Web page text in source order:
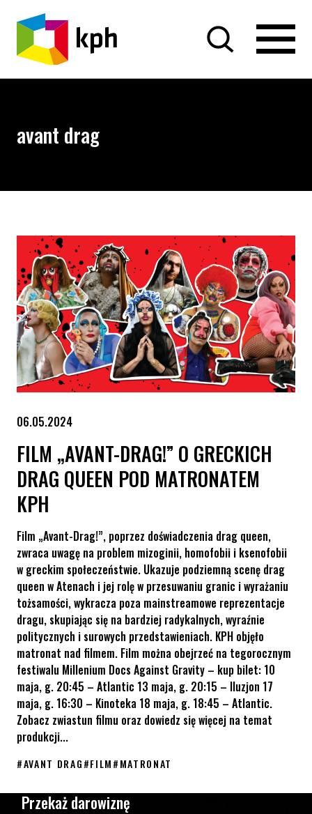
PRZEJDŹ DO TREŚCI
avant drag
06.05.2024
FILM „AVANT-DRAG!” O GRECKICH
DRAG QUEEN POD MATRONATEM
KPH
Film „Avant-Drag!”, poprzez doświadczenia drag queen,
zwraca uwagę na problem mizoginii, homofobii i ksenofobii
w greckim społeczeństwie. Ukazuje podziemną scenę drag
queen w Atenach i jej rolę w przesuwaniu granic i wyrażaniu
tożsamości, wykracza poza mainstreamowe reprezentacje
dragu, skupiając się na bardziej radykalnych, wyraźnie
politycznych i surowych przedstawieniach. KPH objęło
matronat nad filmem. Film można obejrzeć na tegorocznym
festiwalu Millenium Docs Against Gravity – kup bilet: 10
maja, g. 20:45 – Atlantic 13 maja, g. 20:15 – Iluzjon 17
maja, g. 16:30 – Kinoteka 18 maja, g. 18:45 – Atlantic.
Zobacz zwiastun filmu oraz dowiedz się więcej na temat
produkcji...
#AVANT DRAG#FILM#MATRONAT
Przekaż darowiznę